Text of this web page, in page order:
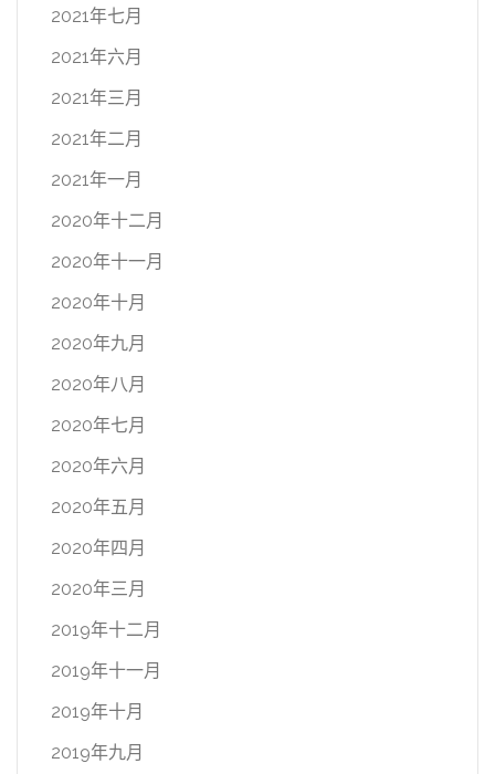
2021年七月
2021年六月
2021年三月
2021年二月
2021年一月
2020年十二月
2020年十一月
2020年十月
2020年九月
2020年八月
2020年七月
2020年六月
2020年五月
2020年四月
2020年三月
2019年十二月
2019年十一月
2019年十月
2019年九月